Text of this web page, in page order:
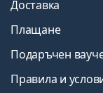
Доставка
Плащане
Подаръчен
Правила и